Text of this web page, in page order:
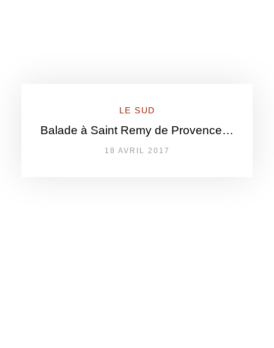
LE SUD
Balade à Saint Remy de Provence…
18 AVRIL 2017